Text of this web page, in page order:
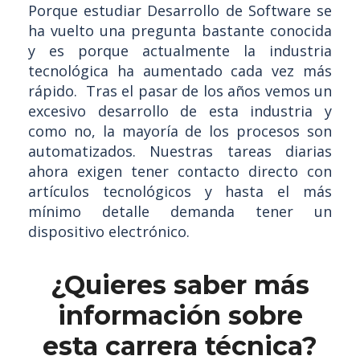
Porque estudiar Desarrollo de Software se
ha vuelto una pregunta bastante conocida
y es porque actualmente la industria
tecnológica ha aumentado cada vez más
rápido. Tras el pasar de los años vemos un
excesivo desarrollo de esta industria y
como no, la mayoría de los procesos son
automatizados. Nuestras tareas diarias
ahora exigen tener contacto directo con
artículos tecnológicos y hasta el más
mínimo detalle demanda tener un
dispositivo electrónico.
¿Quieres saber más
información sobre
esta carrera técnica?